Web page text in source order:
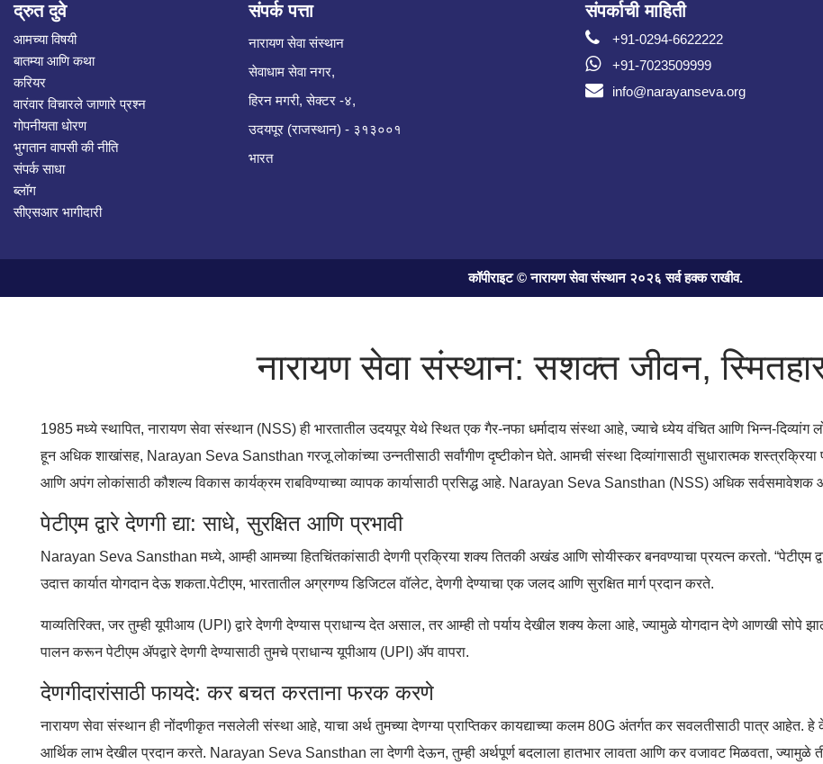
द्रुत दुवे
आमच्या विषयी
बातम्या आणि कथा
करियर
वारंवार विचारले जाणारे प्रश्न
गोपनीयता धोरण
भुगतान वापसी की नीति
संपर्क साधा
ब्लॉग
सीएसआर भागीदारी
संपर्क पत्ता
नारायण सेवा संस्थान
सेवाधाम सेवा नगर,
हिरन मगरी, सेक्टर -४,
उदयपूर (राजस्थान) - ३१३००१
भारत
संपर्काची माहिती
+91-0294-6622222
+91-7023509999
info@narayanseva.org
कॉपीराइट © नारायण सेवा संस्थान २०२६ सर्व हक्क राखीव.
नारायण सेवा संस्थान: सशक्त जीवन,
1985 मध्ये स्थापित, नारायण सेवा संस्थान (NSS) ही भारतातील उदयपूर येथे स्थित एक गैर-नफा धर्मादाय संस्था आहे, ज्याचे ध्येय वंचित आणि भिन्न-
हून अधिक शाखांसह, Narayan Seva Sansthan गरजू लोकांच्या उन्नतीसाठी सर्वांगीण दृष्टीकोन घेते. आमची संस्था दिव्यांगासाठी सुधारात्मक
आणि अपंग लोकांसाठी कौशल्य विकास कार्यक्रम राबविण्याच्या व्यापक कार्यासाठी प्रसिद्ध आहे. Narayan Seva Sansthan (NSS) अधिक
पेटीएम द्वारे देणगी द्या: साधे, सुरक्षित आणि प्रभावी
Narayan Seva Sansthan मध्ये, आम्ही आमच्या हितचिंतकांसाठी देणगी प्रक्रिया शक्य तितकी अखंड आणि सोयीस्कर बनवण्याचा प्रयत्न करतो. “पेटीएम
उदात्त कार्यात योगदान देऊ शकता.पेटीएम, भारतातील अग्रगण्य डिजिटल वॉलेट, देणगी देण्याचा एक जलद आणि सुरक्षित मार्ग प्रदान करते.
याव्यतिरिक्त, जर तुम्ही यूपीआय (UPI) द्वारे देणगी देण्यास प्राधान्य देत असाल, तर आम्ही तो पर्याय देखील शक्य केला आहे, ज्यामुळे योगदान देणे आणखी
पालन करून पेटीएम ॲपद्वारे देणगी देण्यासाठी तुमचे प्राधान्य यूपीआय (UPI) ॲप वापरा.
देणगीदारांसाठी फायदे: कर बचत करताना फरक करणे
नारायण सेवा संस्थान ही नोंदणीकृत नसलेली संस्था आहे, याचा अर्थ तुमच्या देणग्या प्राप्तिकर कायद्याच्या कलम 80G अंतर्गत कर सवलतीसाठी पात्र आहेत. हे
आर्थिक लाभ देखील प्रदान करते. Narayan Seva Sansthan ला देणगी देऊन, तुम्ही अर्थपूर्ण बदलाला हातभार लावता आणि कर वजावट मिळवता, ज्यामुळे